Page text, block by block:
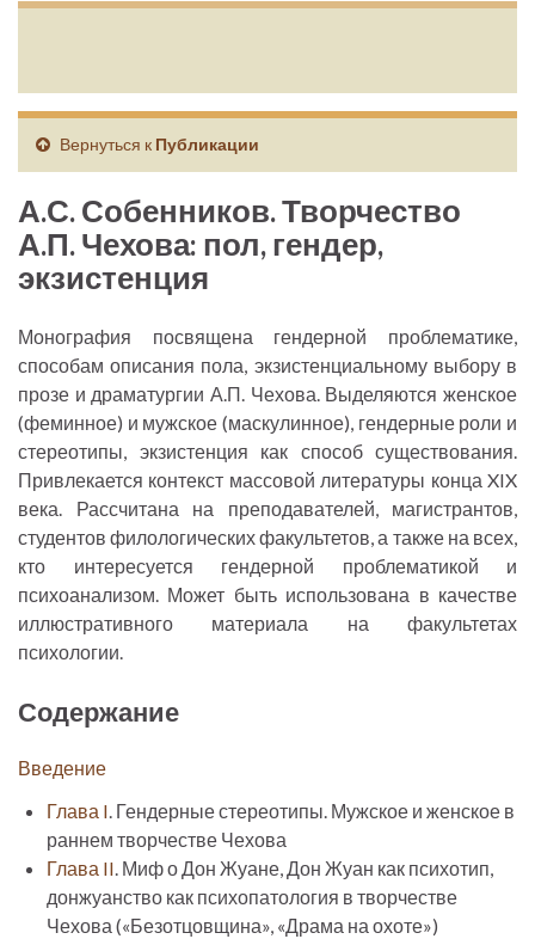
Вернуться к Публикации
А.С. Собенников. Творчество
А.П. Чехова: пол, гендер,
экзистенция
Монография посвящена гендерной проблематике,
способам описания пола, экзистенциальному выбору в
прозе и драматургии А.П. Чехова. Выделяются женское
(феминное) и мужское (маскулинное), гендерные роли и
стереотипы, экзистенция как способ существования.
Привлекается контекст массовой литературы конца XIX
века. Рассчитана на преподавателей, магистрантов,
студентов филологических факультетов, а также на всех,
кто интересуется гендерной проблематикой и
психоанализом. Может быть использована в качестве
иллюстративного материала на факультетах
психологии.
Содержание
Введение
Глава I. Гендерные стереотипы. Мужское и женское в
раннем творчестве Чехова
Глава II. Миф о Дон Жуане, Дон Жуан как психотип,
донжуанство как психопатология в творчестве
Чехова («Безотцовщина», «Драма на охоте»)